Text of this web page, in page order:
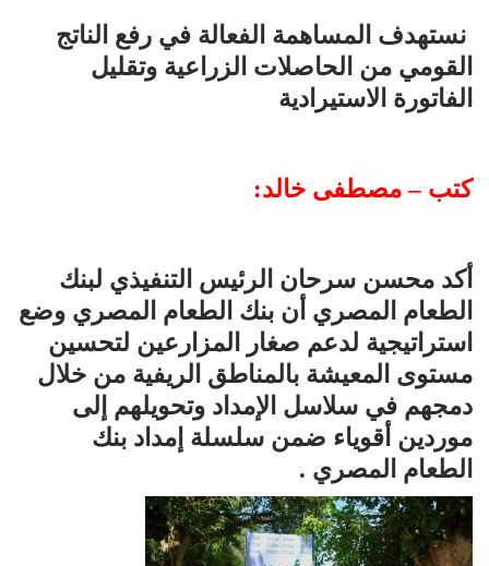
نستهدف المساهمة الفعالة في رفع الناتج
القومي من الحاصلات الزراعية وتقليل
الفاتورة الاستيرادية
كتب – مصطفى خالد:
أكد محسن سرحان الرئيس التنفيذي لبنك
الطعام المصري أن بنك الطعام المصري وضع
استراتيجية لدعم صغار المزارعين لتحسين
مستوى المعيشة بالمناطق الريفية من خلال
دمجهم في سلاسل الإمداد وتحويلهم إلى
موردين أقوياء ضمن سلسلة إمداد بنك
الطعام المصري .